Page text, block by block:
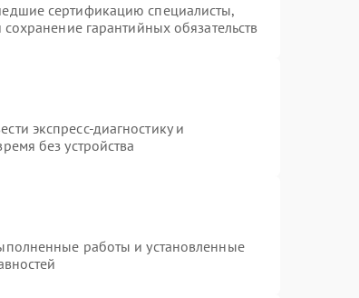
сертификацию специалисты,
гарантийных обязательств
экспресс-диагностику и
без устройства
работы и установленные